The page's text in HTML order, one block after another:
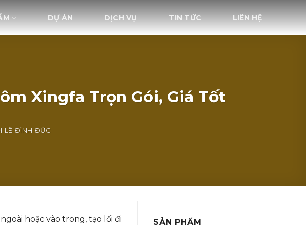
DỰ ÁN DỊCH VỤ TIN TỨC LIÊN HỆ
Xingfa Trọn Gói, Giá Tốt
LÊ ĐÌNH ĐỨC
hoặc vào trong, tạo lối đi
SẢN PHẨM